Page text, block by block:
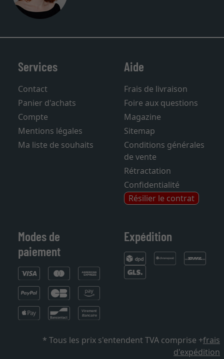
Services
Contact
Panier d'achats
Compte
Mentions légales
Ma liste de souhaits
Aide
Frais de livraison
Foire aux questions
Magazine
Sitemap
Conditions générales
de vente
Rétractation
Confidentialité
Résilier le contrat
Modes de
paiement
Expédition
* Tous les prix s'entendent TVA comprise +frais
d'expédition